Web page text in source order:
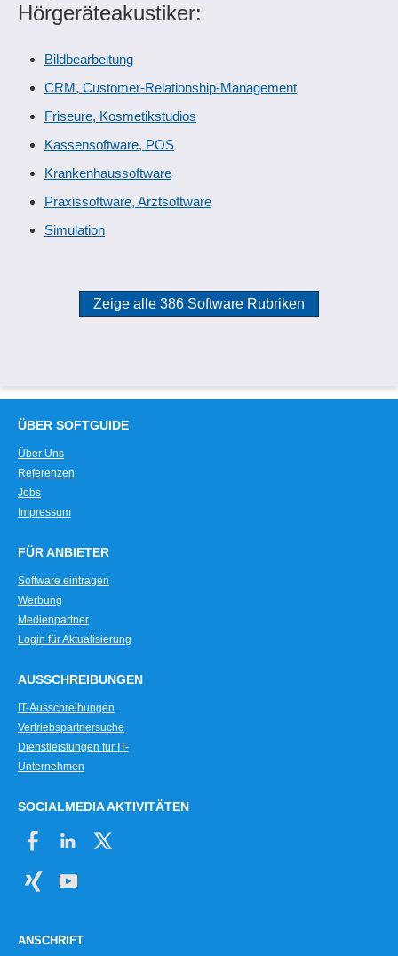
Hörgeräteakustiker:
Bildbearbeitung
CRM, Customer-Relationship-Management
Friseure, Kosmetikstudios
Kassensoftware, POS
Krankenhaussoftware
Praxissoftware, Arztsoftware
Simulation
Zeige alle 386 Software Rubriken
ÜBER SOFTGUIDE
Über Uns
Referenzen
Jobs
Impressum
FÜR ANBIETER
Software eintragen
Werbung
Medienpartner
Login für Aktualisierung
AUSSCHREIBUNGEN
IT-Ausschreibungen
Vertriebspartnersuche
Dienstleistungen für IT-
Unternehmen
SOCIALMEDIA AKTIVITÄTEN
ANSCHRIFT